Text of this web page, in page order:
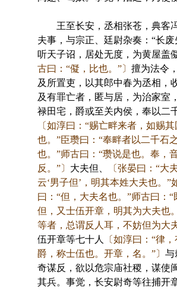
王至长安，丞相张苍，典客
夫事，与宗正、廷尉杂奏：“长
听天子诏，居处无度，为黄屋盖
古曰：“儗，比也。”〕 擅为法令
及所置吏，以其郎中春为丞相，
及有罪亡者，匿与居，为治家室
禄田宅，爵或至关内侯，奉以二
〔如淳曰：“赐亡畔来者，如赐
也。”臣瓒曰：“奉畔者以二千石
也。”师古曰：“瓒说是也。奉，
反。”〕 大夫但、
〔张晏曰：“大
云‘男子但’，明其本姓大夫也。”
曰：“但，大夫名也。”师古曰：“
但，又士伍开章，明其为大夫也
等者，总谓反人耳，不妨但为大夫
伍开章等七十人
〔如淳曰：“律
爵，称士伍也。开章，名。”〕 与
奇谋反，欲以危宗庙社稷，谋使
其兵。事觉，长安尉奇等往捕开